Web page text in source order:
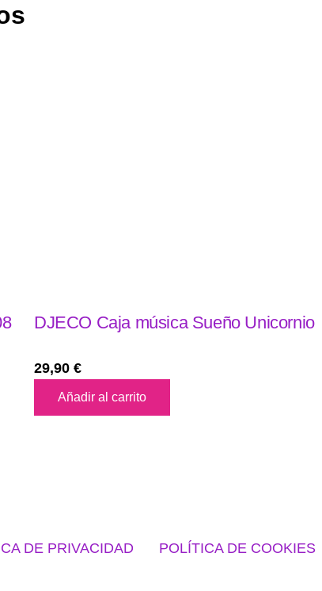
DJECO Caja música Sueño Unicornio
29,90 €
Añadir al carrito
DE PRIVACIDAD POLÍTICA DE COOKIES